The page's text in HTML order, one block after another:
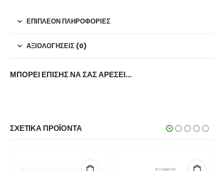
ΕΠΙΠΛΈΟΝ ΠΛΗΡΟΦΟΡΊΕΣ
ΑΞΙΟΛΟΓΉΣΕΙΣ (0)
ΜΠΟΡΕΊ ΕΠΊΣΗΣ ΝΑ ΣΑΣ ΑΡΈΣΕΙ…
ΣΧΕΤΙΚΆ ΠΡΟΪΌΝΤΑ